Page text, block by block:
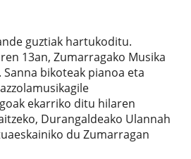
guztiak hartukoditu.
13an, Zumarragako Musika
bikoteak pianoa eta
ekarriko ditu hilaren
Durangaldeako Ulannah
du Zumarragan